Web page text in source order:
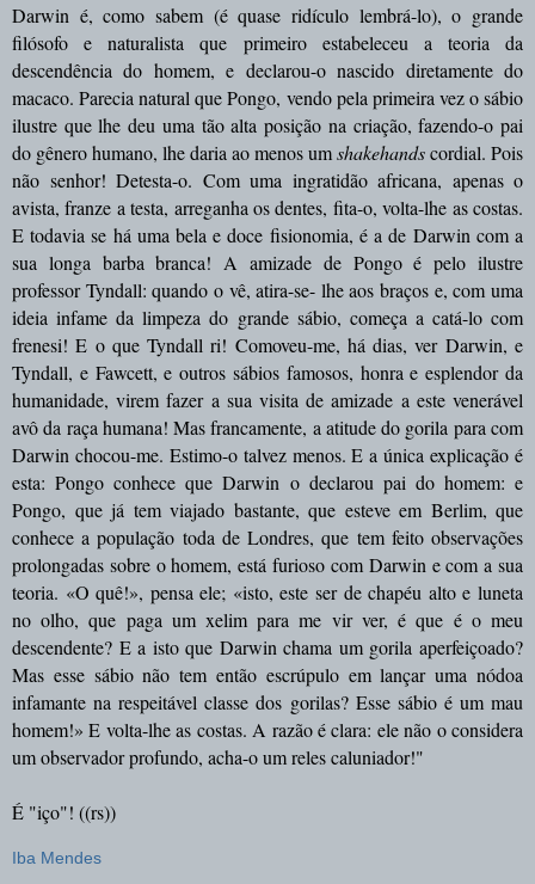
Darwin é, como sabem (é quase ridículo lembrá-lo), o grande
filósofo e naturalista que primeiro estabeleceu a teoria da
descendência do homem, e declarou-o nascido diretamente do
macaco. Parecia natural que Pongo, vendo pela primeira vez o sábio
ilustre que lhe deu uma tão alta posição na criação, fazendo-o pai
do gênero humano, lhe daria ao menos umshakehandscordial. Pois
não senhor! Detesta-o. Com uma ingratidão africana, apenas o
avista, franze a testa, arreganha os dentes, fita-o, volta-lhe as costas.
E todavia se há uma bela e doce fisionomia, é a de Darwin com a
sua longa barba branca! A amizade de Pongo é pelo ilustre
professor Tyndall: quando o vê, atira-se- lhe aos braços e, com uma
ideia infame da limpeza do grande sábio, começa a catá-lo com
frenesi! E o que Tyndall ri! Comoveu-me, há dias, ver Darwin, e
Tyndall, e Fawcett, e outros sábios famosos, honra e esplendor da
humanidade, virem fazer a sua visita de amizade a este venerável
avô da raça humana! Mas francamente, a atitude do gorila para com
Darwin chocou-me. Estimo-o talvez menos. E a única explicação é
esta: Pongo conhece que Darwin o declarou pai do homem: e
Pongo, que já tem viajado bastante, que esteve em Berlim, que
conhece a população toda de Londres, que tem feito observações
prolongadas sobre o homem, está furioso com Darwin e com a sua
teoria. «O quê!», pensa ele; «isto, este ser de chapéu alto e luneta
no olho, que paga um xelim para me vir ver, é que é o meu
descendente? E a isto que Darwin chama um gorila aperfeiçoado?
Mas esse sábio não tem então escrúpulo em lançar uma nódoa
infamante na respeitável classe dos gorilas? Esse sábio é um mau
homem!» E volta-lhe as costas. A razão é clara: ele não o considera
um observador profundo, acha-o um reles caluniador!"
É "iço"! ((rs))
Iba Mendes